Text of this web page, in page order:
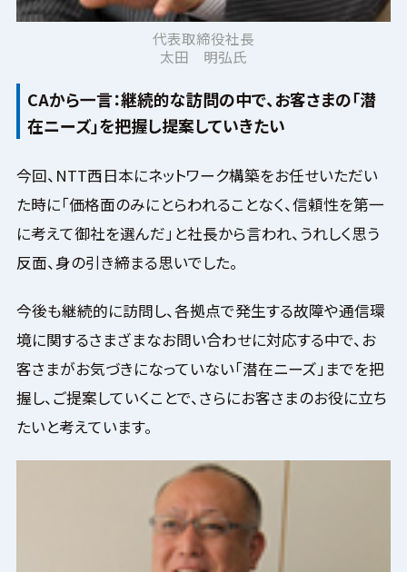
代表取締役社長
太田 明弘氏
CAから一言：継続的な訪問の中で、お客さまの「潜
在ニーズ」を把握し提案していきたい
今回、NTT西日本にネットワーク構築をお任せいただい
た時に「価格面のみにとらわれることなく、信頼性を第一
に考えて御社を選んだ」と社長から言われ、うれしく思う
反面、身の引き締まる思いでした。
今後も継続的に訪問し、各拠点で発生する故障や通信環
境に関するさまざまなお問い合わせに対応する中で、お
客さまがお気づきになっていない「潜在ニーズ」までを把
握し、ご提案していくことで、さらにお客さまのお役に立ち
たいと考えています。